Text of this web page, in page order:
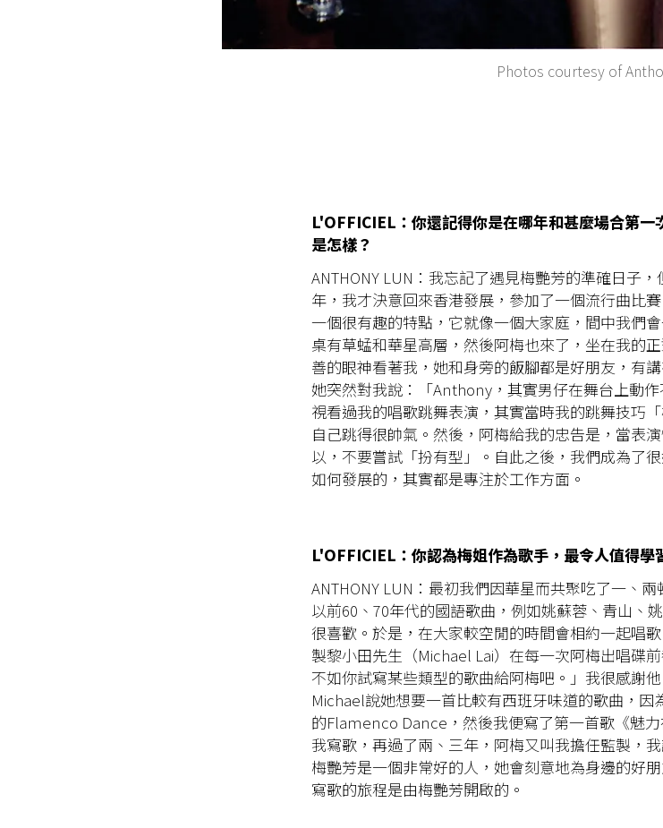
Photos courtesy of
L'OFFICIEL：你還記得你是在哪年和甚麼場合第一
是怎樣？
ANTHONY LUN：我忘記了遇見梅艷芳的準確日子
年，我才決意回來香港發展，參加了一個流行曲比
一個很有趣的特點，它就像一個大家庭，間中我們
桌有草蜢和華星高層，然後阿梅也來了，坐在我的
善的眼神看著我，她和身旁的飯腳都是好朋友，有
她突然對我說：「Anthony，其實男仔在舞台上動
視看過我的唱歌跳舞表演，其實當時我的跳舞技巧
自己跳得很帥氣。然後，阿梅給我的忠告是，當表
以，不要嘗試「扮有型」。自此之後，我們成為了
如何發展的，其實都是專注於工作方面。
L'OFFICIEL：你認為梅姐作為歌手，最令人值得學
ANTHONY LUN：最初我們因華星而共聚吃了一、
以前60、70年代的國語歌曲，例如姚蘇蓉、青山、
很喜歡。於是，在大家較空閒的時間會相約一起唱
製黎小田先生（Michael Lai）在每一次阿梅出唱碟
不如你試寫某些類型的歌曲給阿梅吧。」我很感謝
Michael說她想要一首比較有西班牙味道的歌曲，因
的Flamenco Dance，然後我便寫了第一首歌《魅
我寫歌，再過了兩、三年，阿梅又叫我擔任監製，
梅艷芳是一個非常好的人，她會刻意地為身邊的好
寫歌的旅程是由梅艷芳開啟的。